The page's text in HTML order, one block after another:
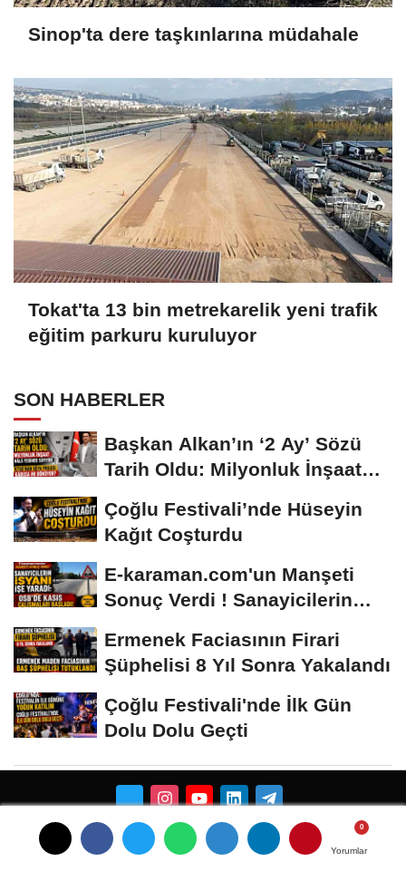
Yorumlar
Yorumlar
Yorumlar
Sinop'ta dere taşkınlarına müdahale
Tokat'ta 13 bin metrekarelik yeni trafik
eğitim parkuru kuruluyor
SON HABERLER
Başkan Alkan’ın ‘2 Ay’ Sözü
Tarih Oldu: Milyonluk İnşaat
Çoğlu Festivali’nde Hüseyin
Kağıt Coşturdu
E-karaman.com'un Manşeti
Sonuç Verdi ! Sanayicilerin
Ermenek Faciasının Firari
Şüphelisi 8 Yıl Sonra Yakalandı
Çoğlu Festivali'nde İlk Gün
Dolu Dolu Geçti
Künye İletişim Çerez Politikası Gizlilik İlkeleri